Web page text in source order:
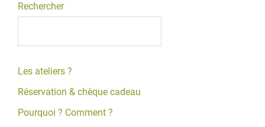
Rechercher
Les ateliers ?
Réservation & chèque cadeau
Pourquoi ? Comment ?